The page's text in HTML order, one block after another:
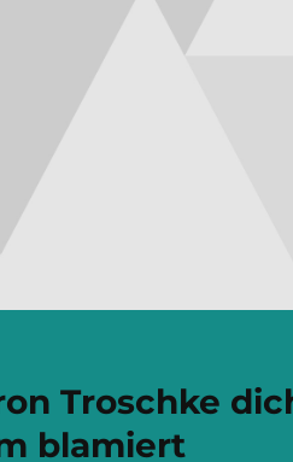
Troschke
blamiert